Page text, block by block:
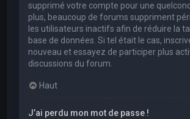
supprimé votre compte pour une
plus, beaucoup de forums suppriment
les utilisateurs inactifs afin de réduire la
base de données. Si tel était le cas,
nouveau et essayez de participer plus
discussions du forum.
Haut
J’ai perdu mon mot de passe !